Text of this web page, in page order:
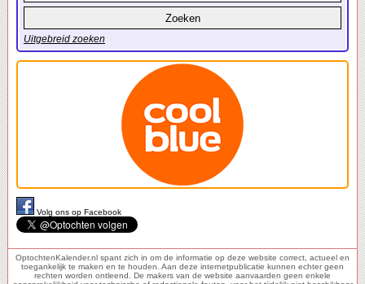
Uitgebreid zoeken
Volg ons op Facebook
OptochtenKalender.nl spant zich in om de informatie op deze website correct, actueel en
toegankelijk te maken en te houden. Aan deze internetpublicatie kunnen echter geen
rechten worden ontleend. De makers van de website aanvaarden geen enkele